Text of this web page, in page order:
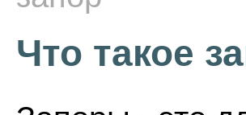
Что такое